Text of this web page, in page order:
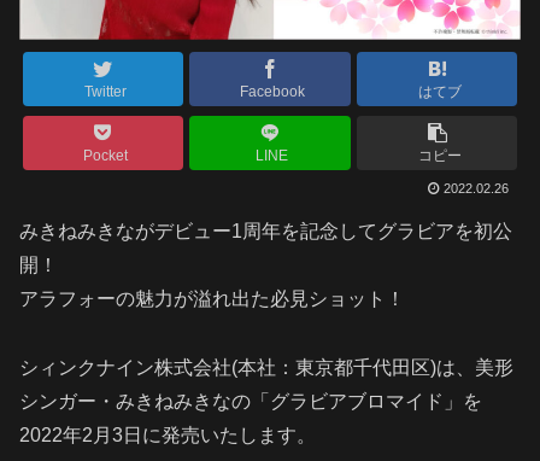
Twitter Facebook はてブ
Pocket LINE コピー
2022.02.26
みきねみきながデビュー1周年を記念してグラビアを初公
開！
アラフォーの魅力が溢れ出た必見ショット！
シィンクナイン株式会社(本社：東京都千代田区)は、美形
シンガー・みきねみきなの「グラビアブロマイド」を
2022年2月3日に発売いたします。